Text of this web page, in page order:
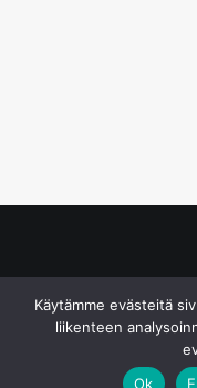
Käytämme evästeitä
liikenteen
Ok